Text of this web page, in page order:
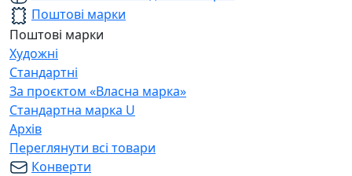
Поштові марки
Поштові марки
Художні
Стандартні
За проєктом «Власна марка»
Стандартна марка U
Архів
Переглянути всі товари
Конверти